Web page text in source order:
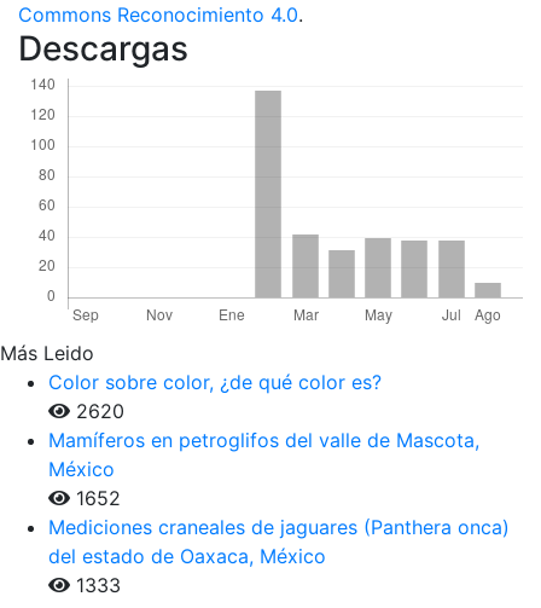
Commons Reconocimiento 4.0.
Descargas
Más Leido
Color sobre color, ¿de qué color es?
2620
Mamíferos en petroglifos del valle de Mascota,
México
1652
Mediciones craneales de jaguares (Panthera onca)
del estado de Oaxaca, México
1333